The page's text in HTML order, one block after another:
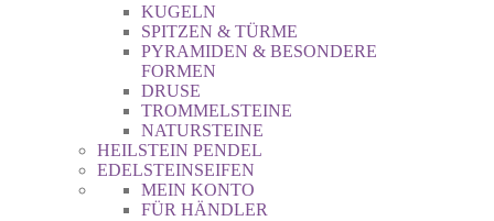
KUGELN
SPITZEN & TÜRME
PYRAMIDEN & BESONDERE
FORMEN
DRUSE
TROMMELSTEINE
NATURSTEINE
HEILSTEIN PENDEL
EDELSTEINSEIFEN
MEIN KONTO
FÜR HÄNDLER